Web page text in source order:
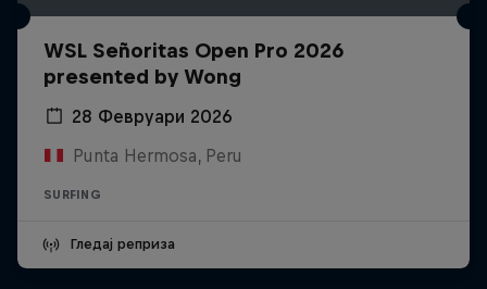
WSL Señoritas Open Pro 2026
presented by Wong
28 Февруари 2026
Punta Hermosa, Peru
SURFING
Гледај реприза